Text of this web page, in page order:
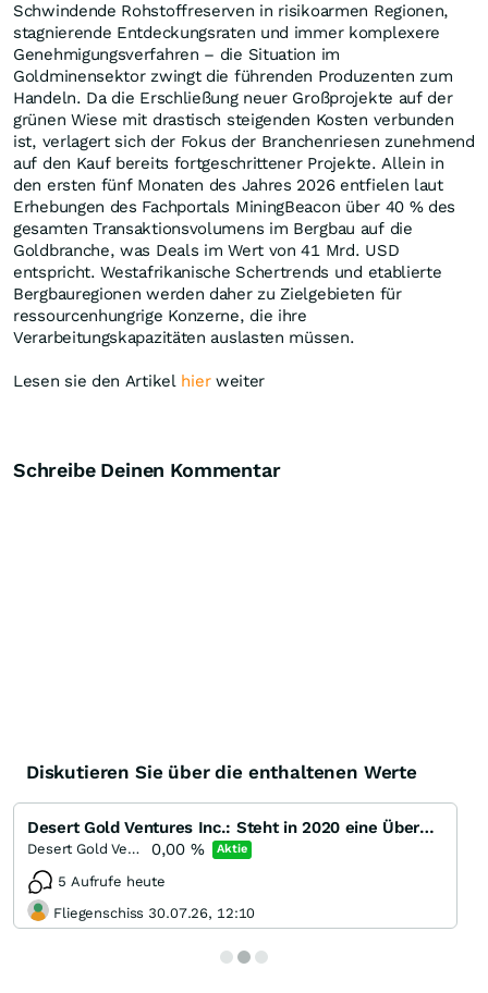
Schwindende Rohstoffreserven in risikoarmen Regionen,
stagnierende Entdeckungsraten und immer komplexere
Genehmigungsverfahren – die Situation im
Goldminensektor zwingt die führenden Produzenten zum
Handeln. Da die Erschließung neuer Großprojekte auf der
grünen Wiese mit drastisch steigenden Kosten verbunden
ist, verlagert sich der Fokus der Branchenriesen zunehmend
auf den Kauf bereits fortgeschrittener Projekte. Allein in
den ersten fünf Monaten des Jahres 2026 entfielen laut
Erhebungen des Fachportals MiningBeacon über 40 % des
gesamten Transaktionsvolumens im Bergbau auf die
Goldbranche, was Deals im Wert von 41 Mrd. USD
entspricht. Westafrikanische Schertrends und etablierte
Bergbauregionen werden daher zu Zielgebieten für
ressourcenhungrige Konzerne, die ihre
Verarbeitungskapazitäten auslasten müssen.
Lesen sie den Artikel hierweiter
Schreibe Deinen Kommentar
Diskutieren Sie über die enthaltenen Werte
Desert Gold Ventures Inc.: Steht in 2020 eine Übernahme an?
Desert Gold Ventures 0,00 % Aktie
5 Aufrufe heute
Fliegenschiss 30.07.26, 12:10